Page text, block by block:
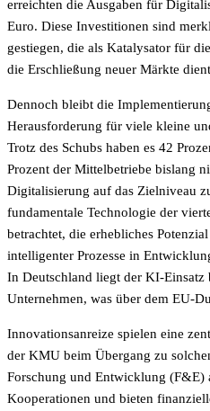
erreichten die Ausgaben für
Euro. Diese Investitionen sind
gestiegen, die als Katalysator für
die Erschließung neuer Märkte
Dennoch bleibt die
Herausforderung für viele kleine
Trotz des Schubs haben es 42
Prozent der Mittelbetriebe bislang
Digitalisierung auf das Zielniveau
fundamentale Technologie der
betrachtet, die erhebliches
intelligenter Prozesse in
In Deutschland liegt der KI-Einsatz
Unternehmen, was über dem EU-
Innovationsanreize spielen eine
der KMU beim Übergang zu
Forschung und Entwicklung (F&E)
Kooperationen und bieten